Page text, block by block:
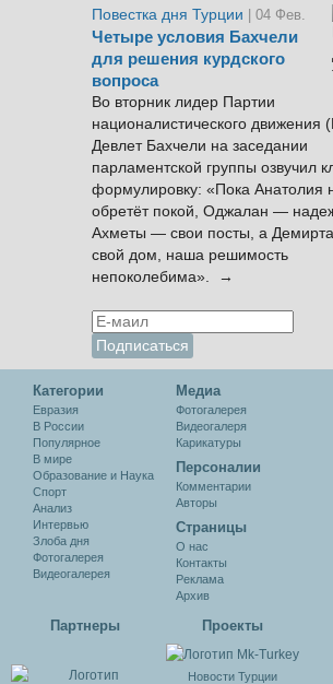
Повестка дня Турции
| 04 Фев.
Четыре условия Бахчели
для решения курдского
вопроса
Во вторник лидер Партии
националистического движения
Девлет Бахчели на заседании
парламентской группы озвучил
формулировку: «Пока Анатолия
обретёт покой, Оджалан —
Ахметы — свои посты, а
свой дом, наша решимость
непоколебима». →
Категории
Евразия
В России
Популярное
В мире
Образование и Наука
Спорт
Анализ
Интервью
Злоба дня
Фотогалерея
Видеогалерея
Медиа
Фотогалерея
Видеогалеря
Карикатуры
Персоналии
Комментарии
Авторы
Cтраницы
О нас
Контакты
Реклама
Архив
Партнеры Проекты
Новости Турции